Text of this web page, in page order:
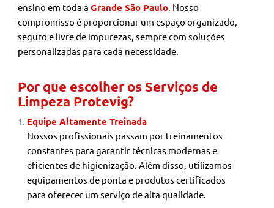
ensino em toda aGrande São Paulo Nosso
compromisso é proporcionar um espaço organizado,
seguro e livre de impurezas, sempre com soluções
personalizadas para cada necessidade.
Por que escolher os Serviços de
Limpeza Protevig?
Equipe Altamente Treinada
Nossos profissionais passam por treinamentos
constantes para garantir técnicas modernas e
eficientes de higienização. Além disso, utilizamos
equipamentos de ponta e produtos certificados
para oferecer um serviço de alta qualidade.